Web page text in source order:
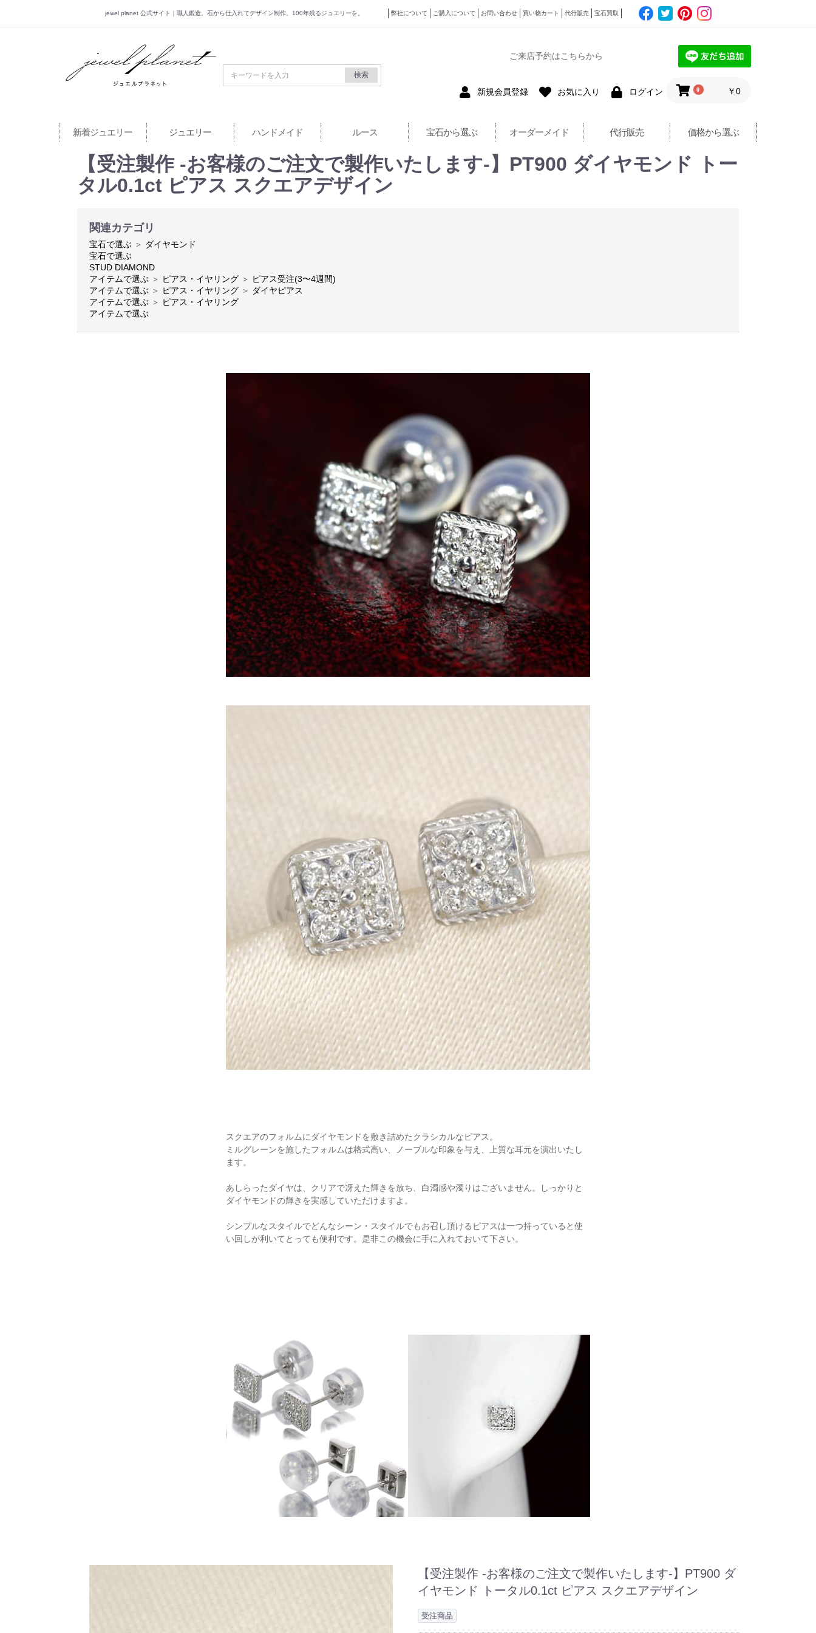
jewel planet 公式サイト｜職人鍛造。石から仕入れてデザイン制作。100年残るジュエリーを。 弊社について ご購入について お問い合わせ 買い物カート 代行販売 宝石買取
jewel planet 公式サイト
検索
ご来店予約はこちらから
新規会員登録 お気に入り ログイン 0 ￥0
新着ジュエリー ジュエリー ハンドメイド ルース 宝石から選ぶ オーダーメイド 代行販売 価格から選ぶ
【受注製作 -お客様のご注文で製作いたします-】PT900 ダイヤモンド トー
タル0.1ct ピアス スクエアデザイン
関連カテゴリ
宝石で選ぶ ＞ ダイヤモンド
宝石で選ぶ
STUD DIAMOND
アイテムで選ぶ ＞ ピアス・イヤリング ＞ ピアス受注(3〜4週間)
アイテムで選ぶ ＞ ピアス・イヤリング ＞ ダイヤピアス
アイテムで選ぶ ＞ ピアス・イヤリング
アイテムで選ぶ
スクエアのフォルムにダイヤモンドを敷き詰めたクラシカルなピアス。
ミルグレーンを施したフォルムは格式高い、ノーブルな印象を与え、上質な耳元を演出いたし
ます。
あしらったダイヤは、クリアで冴えた輝きを放ち、白濁感や濁りはございません。しっかりと
ダイヤモンドの輝きを実感していただけますよ。
シンプルなスタイルでどんなシーン・スタイルでもお召し頂けるピアスは一つ持っていると使
い回しが利いてとっても便利です。是非この機会に手に入れておいて下さい。
【受注製作 -お客様のご注文で製作いたします-】PT900 ダ
イヤモンド トータル0.1ct ピアス スクエアデザイン
受注商品
ご注文手続き カートを見る お買い物を続ける